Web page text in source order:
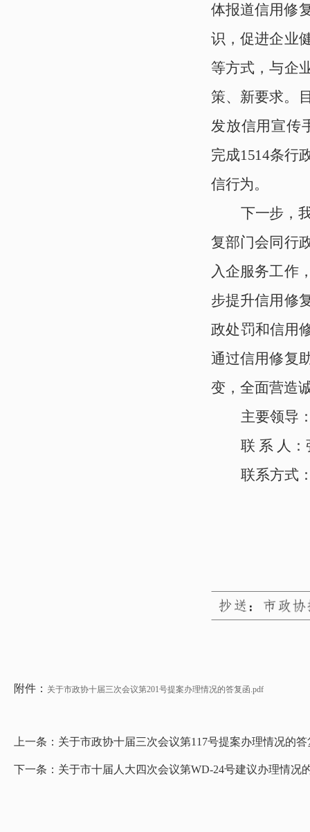
体报道信用修
识，促进企业
等方式，与企
策、新要求。
发放信用宣传
完成1514条行
信行为。
下一步，
复部门会同行
入企服务工作
步提升信用修
政处罚和信用
通过信用修复
变，全面营造
主要领导
联 系 人：
联系方式
附件： 关于市政协十届三次会议第201号提案办理情况的答复函.pdf
上一条： 关于市政协十届三次会议第117号提案办理情况的答
下一条： 关于市十届人大四次会议第WD-24号建议办理情况